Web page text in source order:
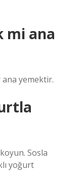
mi ana
ana yemektir.
Sosla
yoğurt